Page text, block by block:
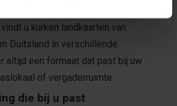
u kurken landkaarten van
Duitsland in verschillende
altijd een formaat dat past bij uw
of vergaderruimte.
die bij u past